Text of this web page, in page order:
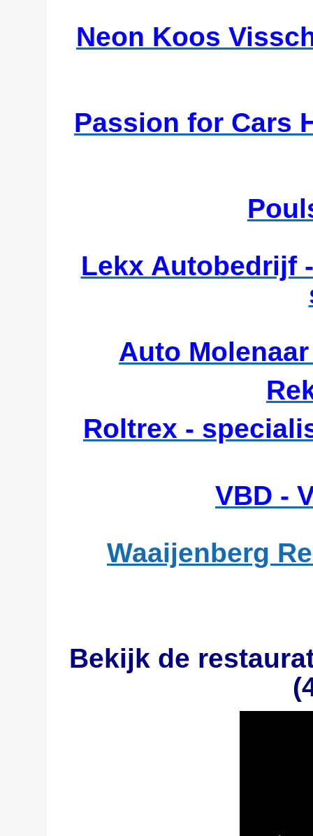
Neon Koos
Passion for Cars
Lekx Autobedrijf
Auto
Roltrex -
VBD -
Waaijenberg
Bekijk de